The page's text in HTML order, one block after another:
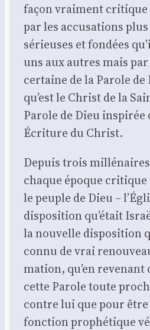
façon vrai­ment cri­tique
par les accu­sa­tions
sérieuses et fon­dées
uns aux autres mais
cer­taine de la Parole
qu’est le Christ de la
Parole de Dieu ins­pi­rée
Écri­ture du Christ.
Depuis trois
chaque époque
le peuple de Dieu –
dis­po­si­tion qu’é­tait
la nou­velle dis­po­si­tion
connu de vrai
ma­tion, qu’en
cette Parole toute
contre lui que pour
fonc­tion pro­phé­tique